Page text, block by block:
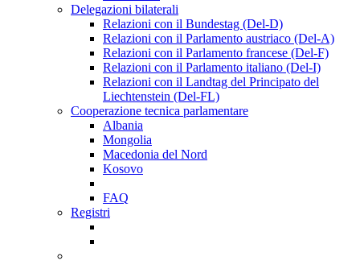
Delegazioni bilaterali
Relazioni con il Bundestag (Del-D)
Relazioni con il Parlamento austriaco (Del-A)
Relazioni con il Parlamento francese (Del-F)
Relazioni con il Parlamento italiano (Del-I)
Relazioni con il Landtag del Principato del
Liechtenstein (Del-FL)
Cooperazione tecnica parlamentare
Albania
Mongolia
Macedonia del Nord
Kosovo
FAQ
Registri